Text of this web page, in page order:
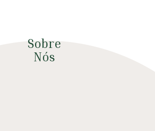
Sobre
Nós